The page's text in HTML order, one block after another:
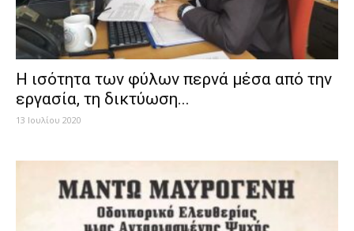
Η ισότητα των φύλων περνά μέσα από την
εργασία, τη δικτύωση...
13 Ιουλίου 2020